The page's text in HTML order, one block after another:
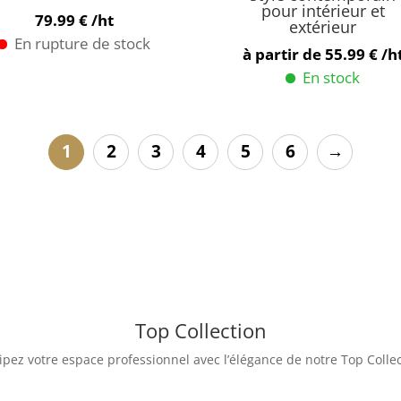
la
page
du
produit
79.99 €/ht
En rupture de stock
pour intérieur et
extérieur
à partir de55.99 €/
En stock
a
plusieurs
la
1 2 3 4 5 6 →
Top Collection
votre espace professionnel avec l’élégance de notre Top